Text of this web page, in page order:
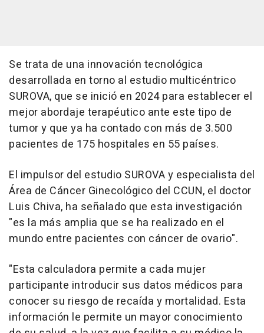
Se trata de una innovación tecnológica
desarrollada en torno al estudio multicéntrico
SUROVA, que se inició en 2024 para establecer el
mejor abordaje terapéutico ante este tipo de
tumor y que ya ha contado con más de 3.500
pacientes de 175 hospitales en 55 países.
El impulsor del estudio SUROVA y especialista del
Área de Cáncer Ginecológico del CCUN, el doctor
Luis Chiva, ha señalado que esta investigación
"es la más amplia que se ha realizado en el
mundo entre pacientes con cáncer de ovario".
"Esta calculadora permite a cada mujer
participante introducir sus datos médicos para
conocer su riesgo de recaída y mortalidad. Esta
información le permite un mayor conocimiento